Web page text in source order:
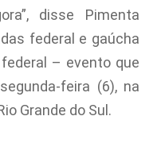
disse Pimenta
federal e gaúcha
– evento que
feira (6), na
Grande do Sul.